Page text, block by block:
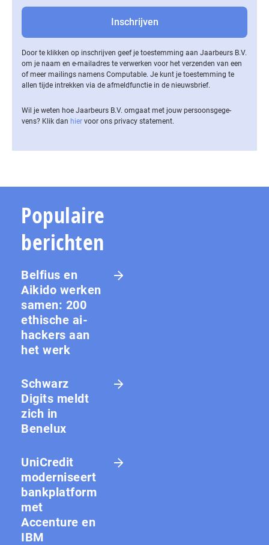
Door te klikken op inschrijven geef je toestemming aan Jaarbeurs B.V.
om je naam en e-mailadres te verwerken voor het verzenden van een
of meer mailings namens Computable. Je kunt je toestemming te
allen tijde intrekken via de af­meld­func­tie in de nieuwsbrief.
Wil je weten hoe Jaarbeurs B.V. omgaat met jouw per­soons­ge­ge­
vens? Klik dan hier voor ons privacy statement.
Populaire
berichten
Belfius en
Aikido werken
samen: 200
ethische ai-
hackers aan
het werk
Schwarz
Digits meldt
zich in
Benelux
UniCredit
moderniseert
bankplatform
met
Accenture en
IBM